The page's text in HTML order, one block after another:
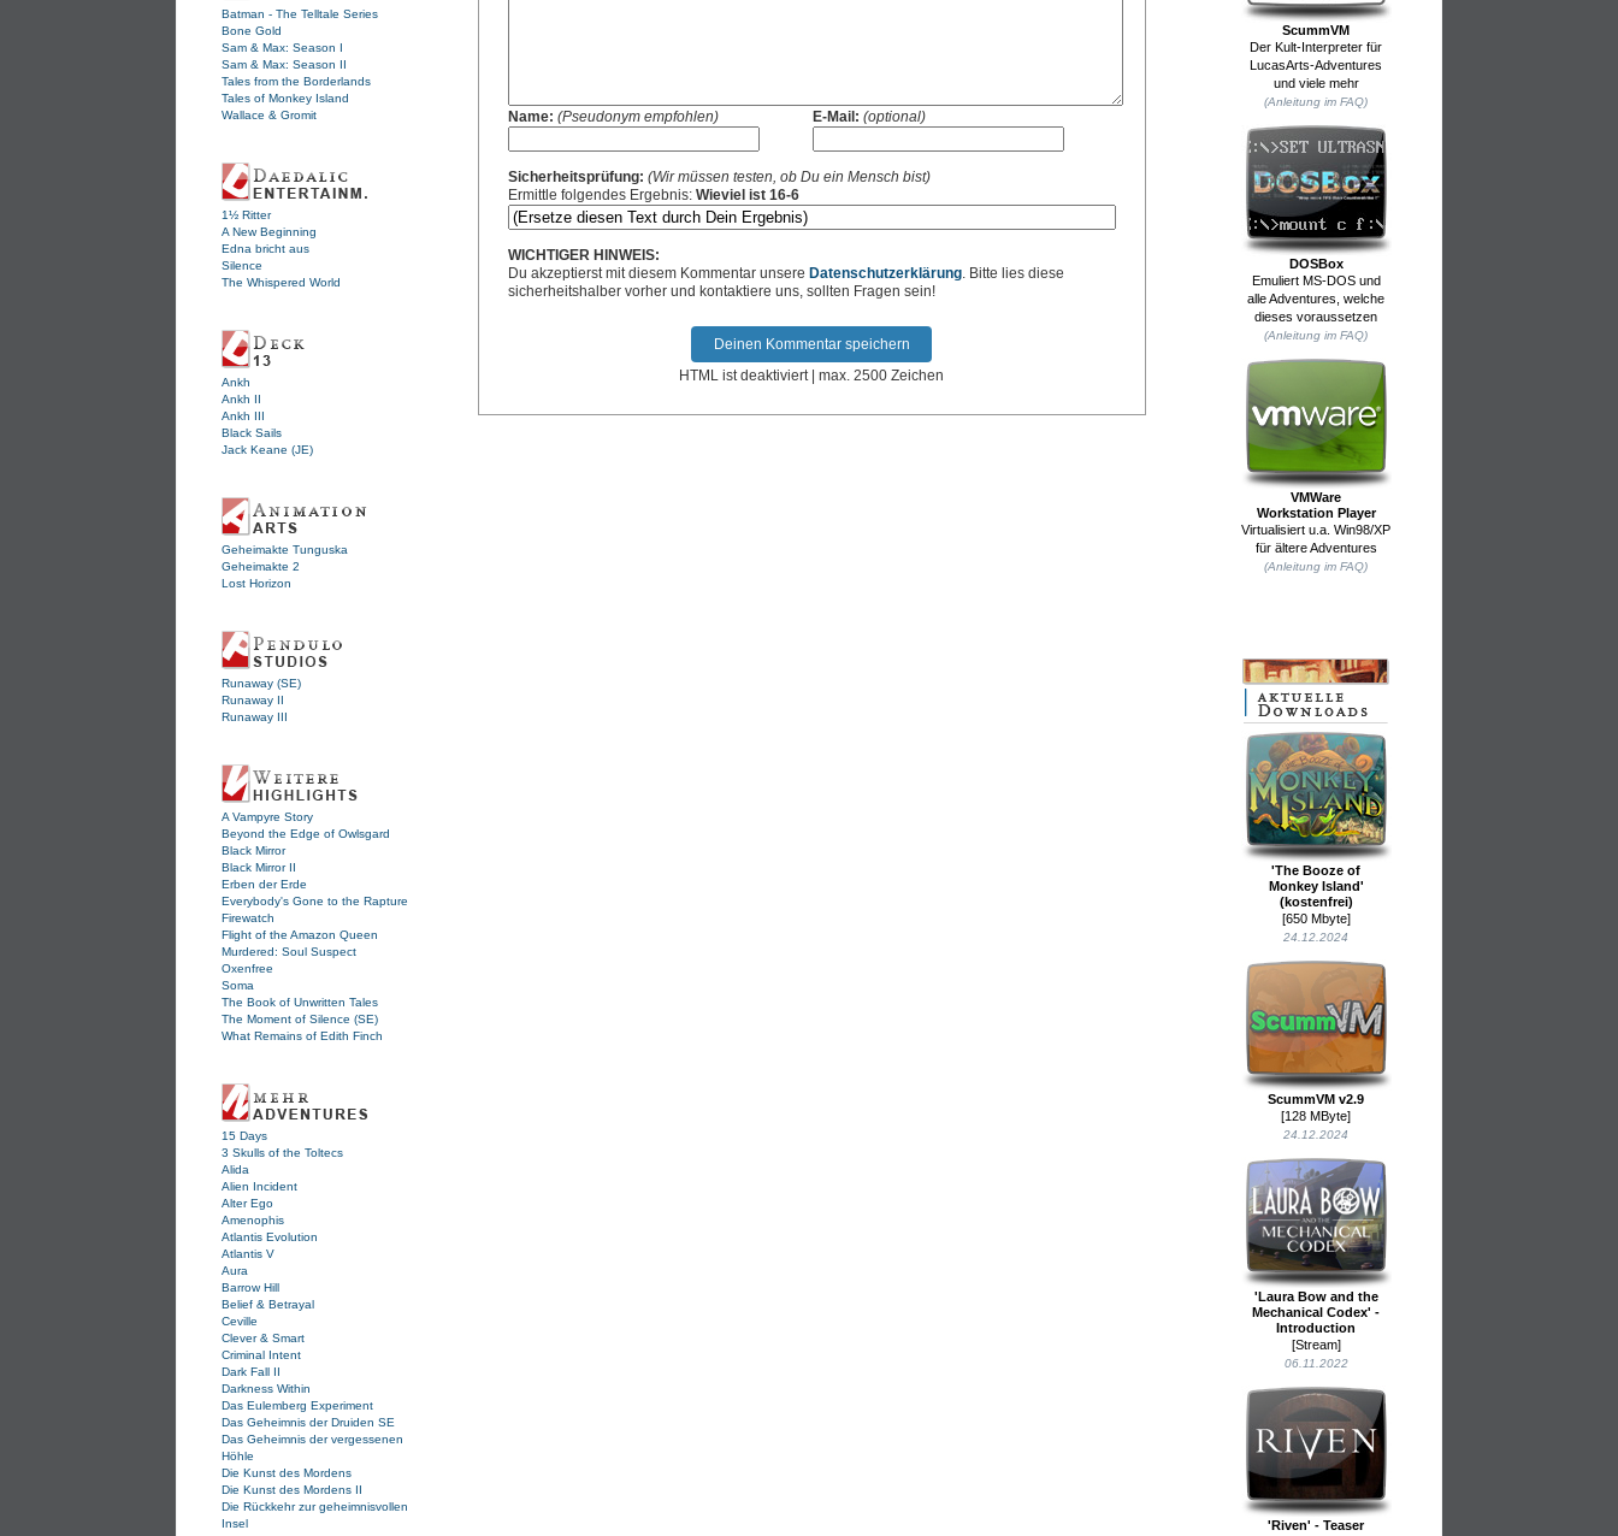
Batman - The Telltale Series
Bone Gold
Sam & Max: Season I
Sam & Max: Season II
Tales from the Borderlands
Tales of Monkey Island
Wallace & Gromit
1½ Ritter
A New Beginning
Edna bricht aus
Silence
The Whispered World
Ankh
Ankh II
Ankh III
Black Sails
Jack Keane (JE)
Geheimakte Tunguska
Geheimakte 2
Lost Horizon
Runaway (SE)
Runaway II
Runaway III
A Vampyre Story
Beyond the Edge of Owlsgard
Black Mirror
Black Mirror II
Erben der Erde
Everybody's Gone to the Rapture
Firewatch
Flight of the Amazon Queen
Murdered: Soul Suspect
Oxenfree
Soma
The Book of Unwritten Tales
The Moment of Silence (SE)
What Remains of Edith Finch
15 Days
3 Skulls of the Toltecs
Alida
Alien Incident
Alter Ego
Amenophis
Atlantis Evolution
Atlantis V
Aura
Barrow Hill
Belief & Betrayal
Ceville
Clever & Smart
Criminal Intent
Dark Fall II
Darkness Within
Das Eulemberg Experiment
Das Geheimnis der Druiden SE
Das Geheimnis der vergessenen
Höhle
Die Kunst des Mordens
Die Kunst des Mordens II
Die Rückkehr zur geheimnisvollen
Insel
Name: (Pseudonym empfohlen) E-Mail: (optional)
Sicherheitsprüfung: (Wir müssen testen, ob Du ein Mensch bist)
Ermittle folgendes Ergebnis: Wieviel ist 16-6
WICHTIGER HINWEIS:
Du akzeptierst mit diesem Kommentar unsere Datenschutzerklärung. Bitte lies diese
sicherheitshalber vorher und kontaktiere uns, sollten Fragen sein!
HTML ist deaktiviert | max. 2500 Zeichen
ScummVM
Der Kult-Interpreter für
LucasArts-Adventures
und viele mehr
(Anleitung im FAQ)
DOSBox
Emuliert MS-DOS und
alle Adventures, welche
dieses voraussetzen
(Anleitung im FAQ)
VMWare
Workstation Player
Virtualisiert u.a. Win98/XP
für ältere Adventures
(Anleitung im FAQ)
'The Booze of
Monkey Island'
(kostenfrei)
[650 Mbyte]
24.12.2024
ScummVM v2.9
[128 MByte]
24.12.2024
'Laura Bow and the
Mechanical Codex' -
Introduction
[Stream]
06.11.2022
'Riven' - Teaser